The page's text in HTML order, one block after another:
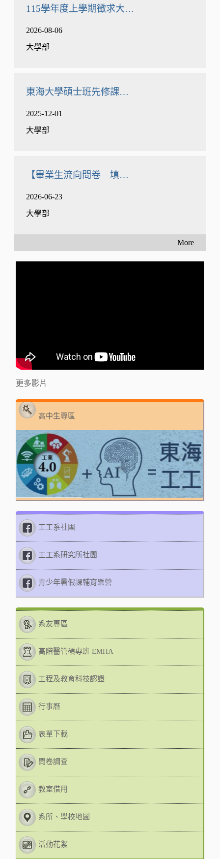
115學年度上學期徵求大學部【進階微積分、
2026-08-06
大學部
東海大學碩士班先修課程(原五年一貫)開放申
2025-12-01
大學部
【畢業生流向問卷—填問卷抽好禮．iPad送給
2026-06-23
大學部
More
更多影片
高中生專區
工工系社團
工工系研究所社團
青少年暑假課輔育樂營
系友專區
高階醫管碩專班 EMHA
工程及教育科技認證
行事曆
表單下載
問卷調查
教室借用
系所、學校地圖
活動花絮